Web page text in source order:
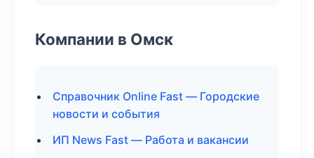
Компании в Омск
Справочник Online Fast — Городские
новости и события
ИП News Fast — Работа и вакансии